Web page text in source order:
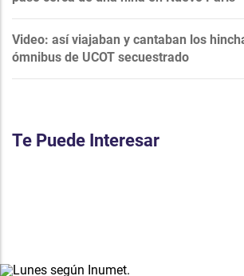
Video: así viajaban y cantaban los
ómnibus de UCOT secuestrado
Te Puede Interesar